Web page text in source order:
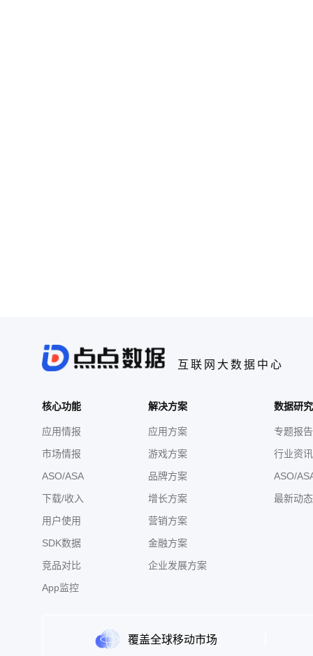
互联网大数据中心
核心功能
应用情报
市场情报
ASO/ASA
下载/收入
用户使用
SDK数据
竞品对比
App监控
解决方案
应用方案
游戏方案
品牌方案
增长方案
营销方案
金融方案
企业发展方案
数据研
专题报告
行业资讯
ASO/
最新动态
覆盖全球移动市场